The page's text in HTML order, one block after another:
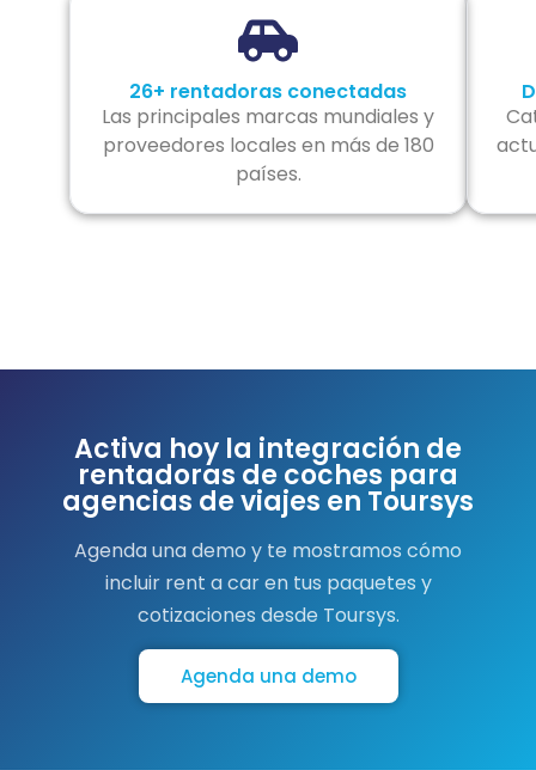
26+ rentadoras conectadas
Las principales marcas mundiales y
proveedores locales en más de 180
países.
Activa hoy la integración de
rentadoras de coches para
agencias de viajes en Toursys
Agenda una demo y te mostramos cómo
incluir rent a car en tus paquetes y
cotizaciones desde Toursys.
Agenda una demo